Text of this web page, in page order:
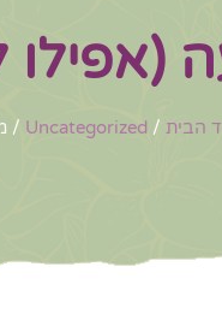
הבית /
Uncategorized
/